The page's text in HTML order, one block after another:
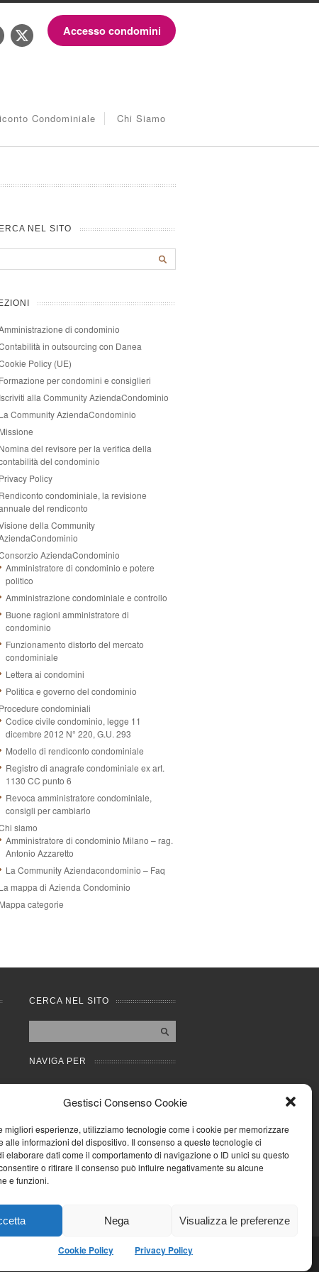
Gestisci Consenso Cookie
migliori esperienze, utilizziamo tecnologie come i cookie per memorizzare
alle informazioni del dispositivo. Il consenso a queste tecnologie ci
elaborare dati come il comportamento di navigazione o ID unici su questo
o ritirare il consenso può influire negativamente su alcune
e funzioni.
Nega Visualizza le preferenze
Cookie Policy Privacy Policy
Accesso condomini
Condominiale Chi Siamo
NEL SITO
di condominio
in outsourcing con Danea
Policy (UE)
Formazione per condomini e consiglieri
Iscriviti alla Community AziendaCondominio
La Community AziendaCondominio
Missione
Nomina del revisore per la verifica della
del condominio
Privacy Policy
Rendiconto condominiale, la revisione
del rendiconto
della Community
AziendaCondominio
Amministratore di condominio e potere
politico
Amministrazione condominiale e controllo
Buone ragioni amministratore di
condominio
Funzionamento distorto del mercato
condominiale
Lettera ai condomini
Politica e governo del condominio
Procedure condominiali
Codice civile condominio, legge 11
dicembre 2012 N° 220, G.U. 293
Modello di rendiconto condominiale
Registro di anagrafe condominiale ex art.
1130 CC punto 6
Revoca amministratore condominiale,
consigli per cambiarlo
siamo
Amministratore di condominio Milano – rag.
Antonio Azzaretto
La Community Aziendacondominio – Faq
La mappa di Azienda Condominio
Mappa categorie
CERCA NEL SITO
NAVIGA PER
Mappa completa
Mappa categorie
Privacy Policy
Forum
Iscriviti alla Community
AziendaCondominio